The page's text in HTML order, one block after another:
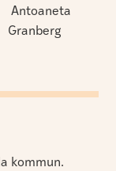
kommun.